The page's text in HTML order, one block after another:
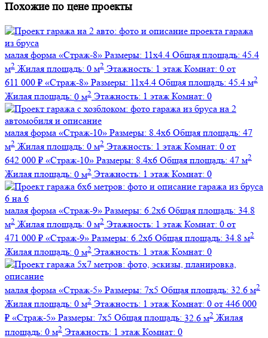
Похожие по цене проекты
малая форма «Страж-8» Размеры: 11х4.4 Общая площадь: 45.4
м2 Жилая площадь: 0 м2 Этажность: 1 этаж Комнат: 0 от
611 000 ₽ «Страж-8» Размеры: 11х4.4 Общая площадь: 45.4 м2
Жилая площадь: 0 м2 Этажность: 1 этаж Комнат: 0
малая форма «Страж-10» Размеры: 8.4х6 Общая площадь: 47
м2 Жилая площадь: 0 м2 Этажность: 1 этаж Комнат: 0 от
642 000 ₽ «Страж-10» Размеры: 8.4х6 Общая площадь: 47 м2
Жилая площадь: 0 м2 Этажность: 1 этаж Комнат: 0
малая форма «Страж-9» Размеры: 6.2х6 Общая площадь: 34.8
м2 Жилая площадь: 0 м2 Этажность: 1 этаж Комнат: 0 от
471 000 ₽ «Страж-9» Размеры: 6.2х6 Общая площадь: 34.8 м2
Жилая площадь: 0 м2 Этажность: 1 этаж Комнат: 0
малая форма «Страж-5» Размеры: 7х5 Общая площадь: 32.6 м2
Жилая площадь: 0 м2 Этажность: 1 этаж Комнат: 0 от 446 000
₽ «Страж-5» Размеры: 7х5 Общая площадь: 32.6 м2 Жилая
площадь: 0 м2 Этажность: 1 этаж Комнат: 0